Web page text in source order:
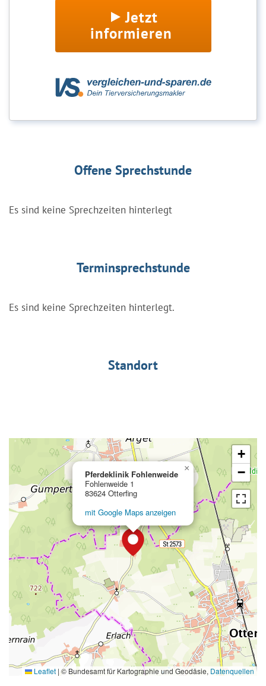
Jetzt
informieren
Offene Sprechstunde
Es sind keine Sprechzeiten hinterlegt
Terminsprechstunde
Es sind keine Sprechzeiten hinterlegt.
Standort
Pferdeklinik Fohlenweide
Fohlenweide 1
83624 Otterfing
mit Google Maps anzeigen
×
+
−
Leaflet | © Bundesamt für Kartographie und Geodäsie, Datenquellen